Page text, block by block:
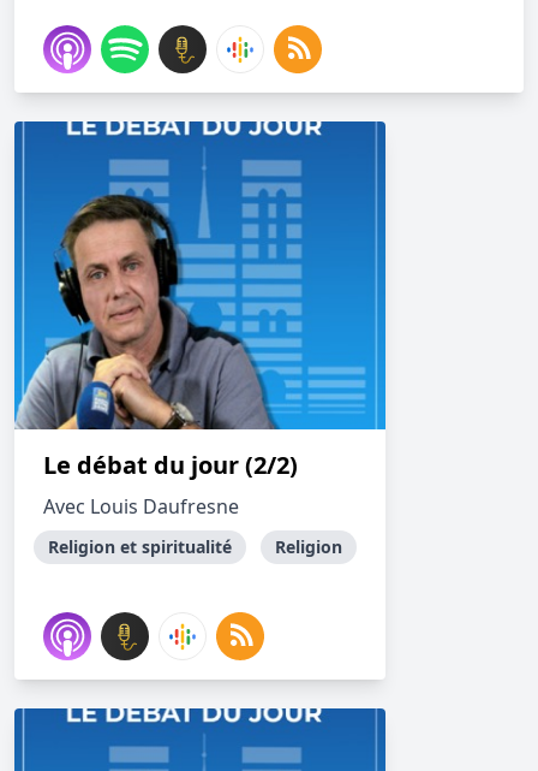
Le débat du jour (2/2)
Avec Louis Daufresne
Religion et spiritualité Religion